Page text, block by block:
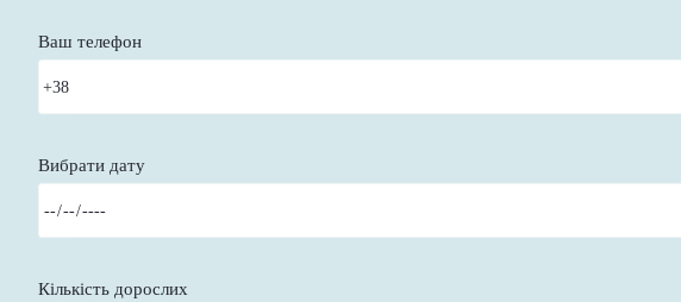
Ваш телефон
Вибрати дату
Кількість дорослих